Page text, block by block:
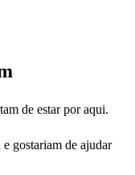
de estar por aqui.
gostariam de ajudar